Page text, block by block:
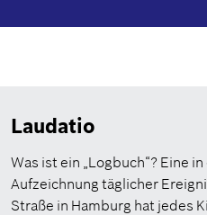
Laudatio
Was ist ein „Logbuch“? Eine
Aufzeichnung täglicher
Straße in Hamburg hat jedes